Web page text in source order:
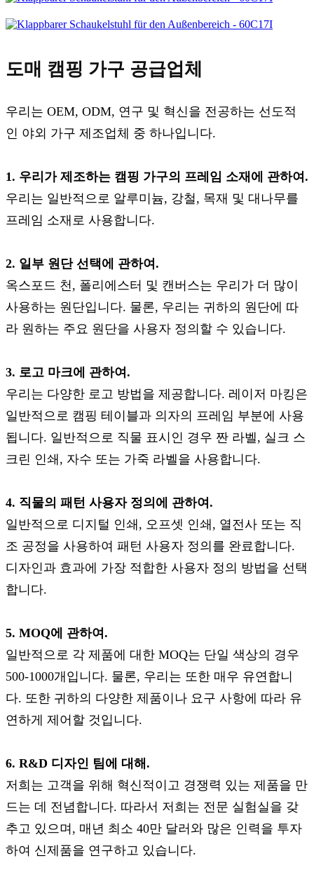
도매 캠핑 가구 공급업체
우리는 OEM, ODM, 연구 및 혁신을 전공하는 선도적
인 야외 가구 제조업체 중 하나입니다.
1. 우리가 제조하는 캠핑 가구의 프레임 소재에 관하여.
우리는 일반적으로 알루미늄, 강철, 목재 및 대나무를
프레임 소재로 사용합니다.
2. 일부 원단 선택에 관하여.
옥스포드 천, 폴리에스터 및 캔버스는 우리가 더 많이
사용하는 원단입니다. 물론, 우리는 귀하의 원단에 따
라 원하는 주요 원단을 사용자 정의할 수 있습니다.
3. 로고 마크에 관하여.
우리는 다양한 로고 방법을 제공합니다. 레이저 마킹은
일반적으로 캠핑 테이블과 의자의 프레임 부분에 사용
됩니다. 일반적으로 직물 표시인 경우 짠 라벨, 실크 스
크린 인쇄, 자수 또는 가죽 라벨을 사용합니다.
4. 직물의 패턴 사용자 정의에 관하여.
일반적으로 디지털 인쇄, 오프셋 인쇄, 열전사 또는 직
조 공정을 사용하여 패턴 사용자 정의를 완료합니다.
디자인과 효과에 가장 적합한 사용자 정의 방법을 선택
합니다.
5. MOQ에 관하여.
일반적으로 각 제품에 대한 MOQ는 단일 색상의 경우
500-1000개입니다. 물론, 우리는 또한 매우 유연합니
다. 또한 귀하의 다양한 제품이나 요구 사항에 따라 유
연하게 제어할 것입니다.
6. R&D 디자인 팀에 대해.
저희는 고객을 위해 혁신적이고 경쟁력 있는 제품을 만
드는 데 전념합니다. 따라서 저희는 전문 실험실을 갖
추고 있으며, 매년 최소 40만 달러와 많은 인력을 투자
하여 신제품을 연구하고 있습니다.